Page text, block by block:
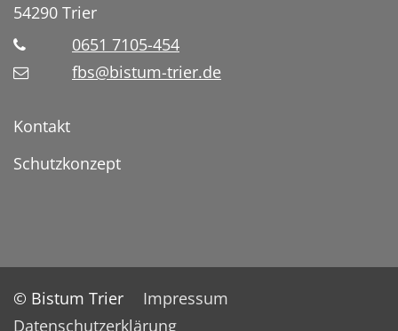
54290 Trier
0651 7105-454
fbs@bistum-trier.de
Kontakt
Schutzkonzept
© Bistum Trier
Impressum
Datenschutzerklärung